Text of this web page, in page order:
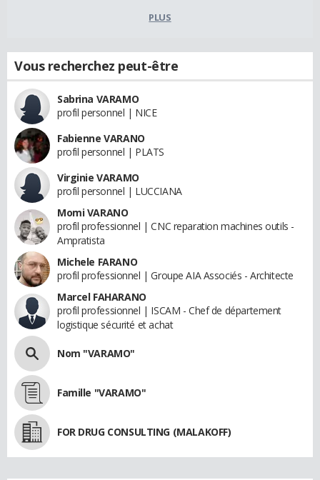
PLUS
Vous recherchez peut-être
Sabrina VARAMO
profil personnel | NICE
Fabienne VARANO
profil personnel | PLATS
Virginie VARAMO
profil personnel | LUCCIANA
Momi VARANO
profil professionnel | CNC reparation machines outils -
Ampratista
Michele FARANO
profil professionnel | Groupe AIA Associés - Architecte
Marcel FAHARANO
profil professionnel | ISCAM - Chef de département
logistique sécurité et achat
Nom "VARAMO"
Famille "VARAMO"
FOR DRUG CONSULTING (MALAKOFF)